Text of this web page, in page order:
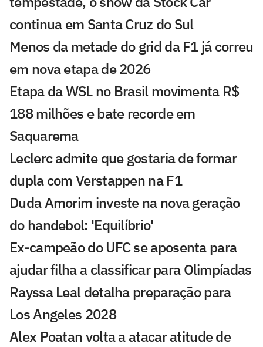
continua em Santa Cruz do Sul
Menos da metade do grid da F1 já correu
em nova etapa de 2026
Etapa da WSL no Brasil movimenta R$
188 milhões e bate recorde em
Saquarema
Leclerc admite que gostaria de formar
dupla com Verstappen na F1
Duda Amorim investe na nova geração
do handebol: 'Equilíbrio'
Ex-campeão do UFC se aposenta para
ajudar filha a classificar para Olimpíadas
Rayssa Leal detalha preparação para
Los Angeles 2028
Alex Poatan volta a atacar atitude de